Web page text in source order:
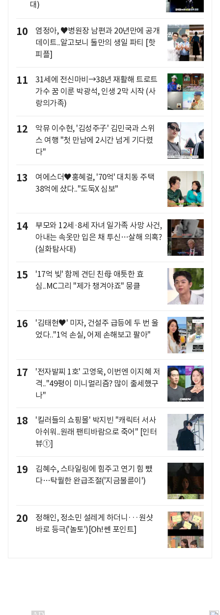
대)
10
염정아, ♥병원장 남편과 20년만에 공개
데이트..알고보니 둘만의 생일 파티 [핫
피플]
11
31세에 전신마비→38년 재활해 트로트
가수 꿈 이룬 박광석, 인생 2막 시작 (사
랑의가족)
12
악뮤 이수현, '김성주子' 김민국과 스위
스 여행 "첫 만남에 2시간 넘게 기다렸
다"
13
여에스더♥홍혜걸, '70억' 대치동 주택
38억에 샀다.."도둑X 심보"
14
부모와 12세·8세 자녀 일가족 사망 사건,
아내는 속옷만 입은 채 투신…살해 의혹?
(실화탐사대)
15
'17억 빚' 함께 견딘 친母 애틋한 효
심..MC그리 "제가 챙겨야죠" 뭉클
16
'김태현♥' 미자, 건설주 급등에 두 번 울
었다.."1억 손실, 어제 손해보고 팔아"
17
'전자발찌 1호' 고영욱, 이번엔 이지혜 저
격.."49평이 미니멀리즘? 많이 출세했구
나"
18
'킬러들의 쇼핑몰' 박지빈 "캐릭터 서사
아쉬워..원래 팬티바람으로 죽어" [인터
뷰①]
19
김혜수, 스타일링에 힘주고 연기 힘 뺐
다…탁월한 완급조절('지금불륜이')
20
정해인, 정소민 설레게 하더니···원샷
바로 등극('놀토')[Oh!쎈 포인트]